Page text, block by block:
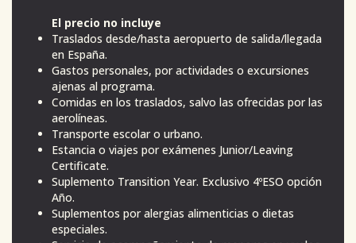
El precio no incluye
Traslados desde/hasta aeropuerto de salida/llegada
en España.
Gastos personales, por actividades o excursiones
ajenas al programa.
Comidas en los traslados, salvo las ofrecidas por las
aerolíneas.
Transporte escolar o urbano.
Estancia o viajes por exámenes Junior/Leaving
Certificate.
Suplemento Transition Year. Exclusivo 4ºESO opción
Año.
Suplementos por alergias alimenticias o dietas
especiales.